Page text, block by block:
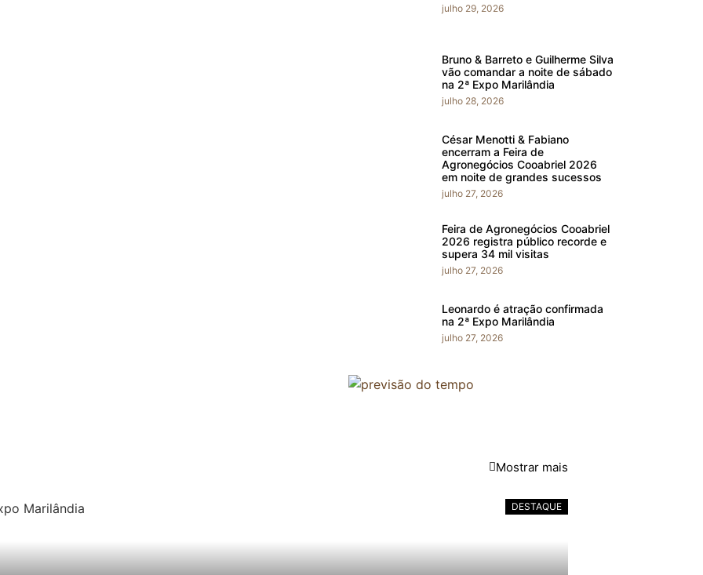
julho 29, 2026
Bruno & Barreto e Guilherme Silva
vão comandar a noite de sábado
na 2ª Expo Marilândia
julho 28, 2026
César Menotti & Fabiano
encerram a Feira de
Agronegócios Cooabriel 2026
em noite de grandes sucessos
julho 27, 2026
Feira de Agronegócios Cooabriel
2026 registra público recorde e
supera 34 mil visitas
julho 27, 2026
Leonardo é atração confirmada
na 2ª Expo Marilândia
julho 27, 2026
Mostrar mais
DESTAQUE